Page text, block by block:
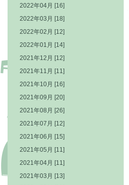
2022年04月 [16]
2022年03月 [18]
2022年02月 [12]
2022年01月 [14]
2021年12月 [12]
2021年11月 [11]
2021年10月 [16]
2021年09月 [20]
2021年08月 [26]
2021年07月 [12]
2021年06月 [15]
2021年05月 [11]
2021年04月 [11]
2021年03月 [13]